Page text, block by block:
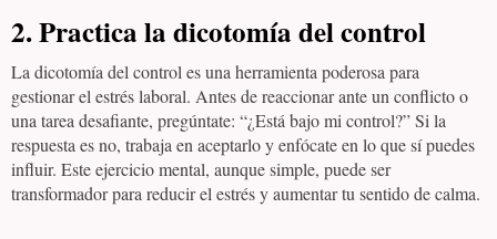
2.Practica la dicotomía del control
La dicotomía del control es una herramienta poderosa para
gestionar el estrés laboral. Antes de reaccionar ante un conflicto o
una tarea desafiante, pregúntate: “¿Está bajo mi control?” Si la
respuesta es no, trabaja en aceptarlo y enfócate en lo que sí puedes
influir. Este ejercicio mental, aunque simple, puede ser
transformador para reducir el estrés y aumentar tu sentido de calma.